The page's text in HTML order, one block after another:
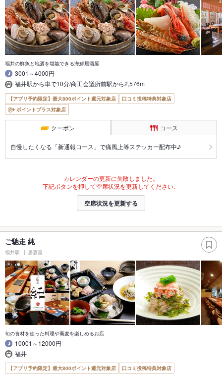
福井の鮮魚と地酒を堪能できる海鮮居酒屋
3001～4000円
福井駅から車で10分/商工会議所前駅から2,576m
【アプリ予約限定】最大800ポイント還元対象店
口コミ投稿特典対象店
ポイントプラス対象店
クーポン コース
自慢したくなる「新通報コース」で痛風上等ステッカー配布中♪
カレンダーの更新に失敗しました。
下記ボタンを押して空席状況を更新してください。
空席状況を更新する
ご馳走 純
福井駅 居酒屋
旬の食材を使った料理や蕎麦を楽しめるお店
10001～12000円
福井
【アプリ予約限定】最大800ポイント還元対象店 口コミ投稿特典対象店